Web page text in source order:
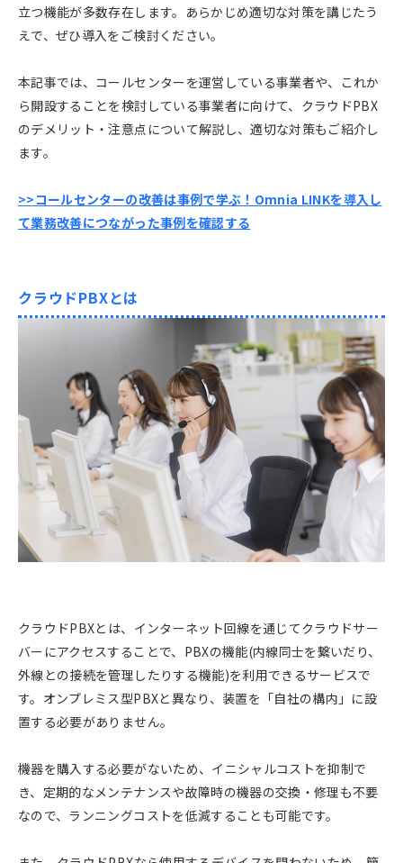
立つ機能が多数存在します。あらかじめ適切な対策を講じたう
えで、ぜひ導入をご検討ください。
本記事では、コールセンターを運営している事業者や、これか
ら開設することを検討している事業者に向けて、クラウドPBX
のデメリット・注意点について解説し、適切な対策もご紹介し
ます。
>>コールセンターの改善は事例で学ぶ！Omnia LINKを導入し
て業務改善につながった事例を確認する
クラウドPBXとは
クラウドPBXとは、インターネット回線を通じてクラウドサー
バーにアクセスすることで、PBXの機能(内線同士を繋いだり、
外線との接続を管理したりする機能)を利用できるサービスで
す。オンプレミス型PBXと異なり、装置を「自社の構内」に設
置する必要がありません。
機器を購入する必要がないため、イニシャルコストを抑制で
き、定期的なメンテナンスや故障時の機器の交換・修理も不要
なので、ランニングコストを低減することも可能です。